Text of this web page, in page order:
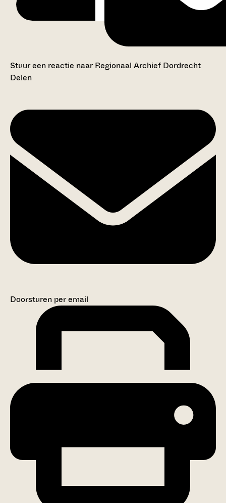
Stuur een reactie naar Regionaal Archief Dordrecht
Delen
Doorsturen per email